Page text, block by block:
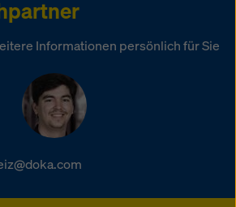
Informationen persönlich für Sie